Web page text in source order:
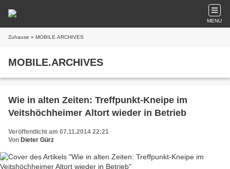
MENU
Zuhause » MOBILE.ARCHIVES
MOBILE.ARCHIVES
Wie in alten Zeiten: Treffpunkt-Kneipe im
Veitshöchheimer Altort wieder in Betrieb
Veröffentlicht am 07.11.2014 22:21
Von Dieter Gürz